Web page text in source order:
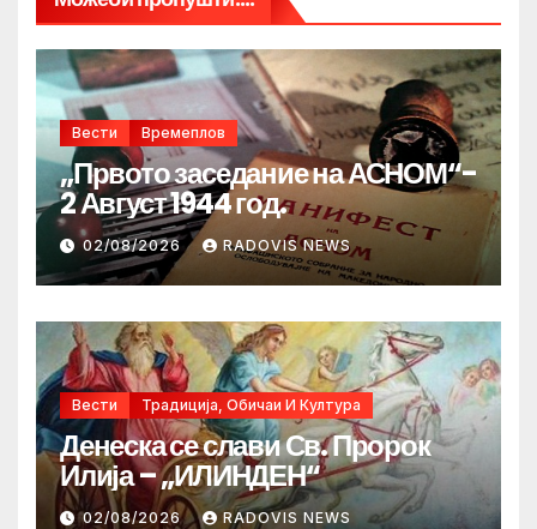
Вести Времеплов
„Првото заседание на АСНОМ“-
2 Август 1944 год.
02/08/2026 RADOVIS NEWS
Вести Традиција, Обичаи И Култура
Денеска се слави Св. Пророк
Илија – „ИЛИНДЕН“
02/08/2026 RADOVIS NEWS